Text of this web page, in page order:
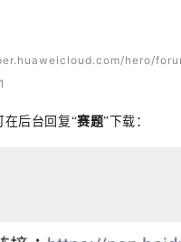
hero/
在后台回复“赛题”下载：